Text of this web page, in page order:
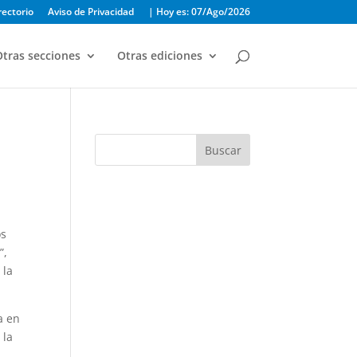
Aviso de Privacidad | Hoy es: 07/Ago/2026
secciones Otras ediciones
la
en
la
Buscar